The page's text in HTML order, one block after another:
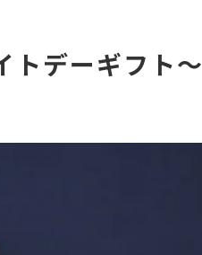
デーギフト〜